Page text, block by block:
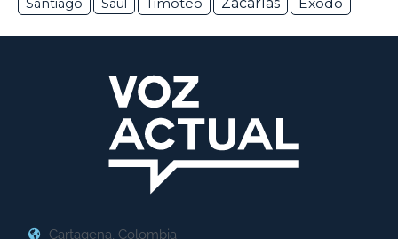
Santiago
Saúl Timoteo
Cartagena, Colombia